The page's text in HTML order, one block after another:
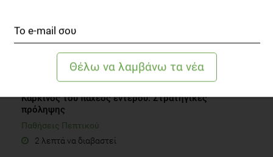
Καρκίνος του παχέος εντέρου: Στρατηγικές
πρόληψης
Παθήσεις Πεπτικού
2 λεπτά να διαβαστεί